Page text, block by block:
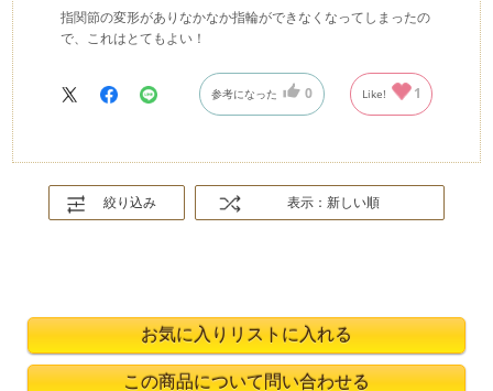
指関節の変形がありなかなか指輪ができなくなってしまったの
で、これはとてもよい！
参考になった 0 Like! 1
絞り込み 表示：新しい順